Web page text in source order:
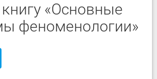
«Основные
феноменологии»